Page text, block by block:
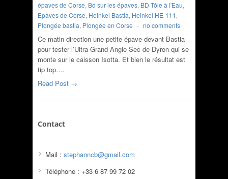
épaves de Corse, Bd sur les épaves, BD Tôle à l'Eau,
Epaves de Corse, Heinkel Bastia, Heinkel HE-111,
Plongée bastia, Plongée en Corse - no comments
Ce matin direction une petite épave devant Bastia
pour tester l’Ultra Grand Angle Sec de Dyron qui se
monte sur le caisson Isotta. Et bien le résultat est
tip top….
Read Post →
Contact
Mail : stephanncb@gmail.com
Téléphone : +33 6 87 99 72 02